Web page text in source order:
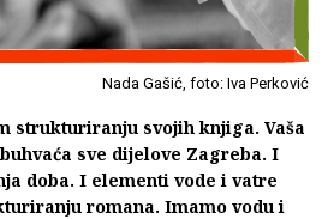
Nada Gašić, foto: Iva Perković
strukturiranju svojih knjiga. Vaša
sve dijelove Zagreba. I
doba. I elementi vode i vatre
romana. Imamo vodu i